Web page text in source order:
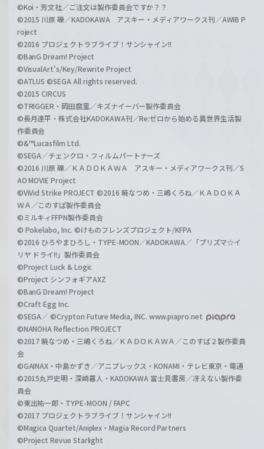
©Koi・芳文社／ご注文は製作委員会ですか？？
©2015 川原 礫／KADOKAWA アスキー・メディアワークス刊／AWIB P
roject
©2016 プロジェクトラブライブ！サンシャイン!!
©BanG Dream! Project
©VisualArt's/Key/Rewrite Project
©ATLUS ©SEGA All rights reserved.
©2015 CIRCUS
©TRIGGER・岡田麿里／キズナイーバー製作委員会
©長月達平・株式会社KADOKAWA刊／Re:ゼロから始める異世界生活製
作委員会
©&™Lucasfilm Ltd.
©SEGA／チェンクロ・フィルムパートナーズ
©2016 川原 礫／ＫＡＤＯＫＡＷＡ アスキー・メディアワークス刊／S
AO MOVIE Project
©ViVid Strike PROJECT ©2016 暁なつめ・三嶋くろね／ＫＡＤＯＫＡ
ＷＡ／このすば製作委員会
©ミルキィFFPN製作委員会
© Pokelabo, Inc. ©けものフレンズプロジェクト/KFPA
©2016 ひろやまひろし・TYPE-MOON／KADOKAWA／「プリズマ☆イ
リヤ ドライ!!」製作委員会
©Project Luck & Logic
©Project シンフォギアAXZ
©BanG Dream! Project
©Craft Egg Inc.
©SEGA／ ©Crypton Future Media, INC. www.piapro.net
©NANOHA Reflection PROJECT
©2017 暁なつめ・三嶋くろね／ＫＡＤＯＫＡＷＡ／このすば２製作委員
会
©GAINAX・中島かずき／アニプレックス・KONAMI・テレビ東京・電通
©2015丸戸史明・深崎暮人・KADOKAWA 富士見書房／冴えない製作委
員会
©東出祐一郎・TYPE-MOON / FAPC
©2017 プロジェクトラブライブ！サンシャイン!!
©Magica Quartet/Aniplex・Magia Record Partners
©Project Revue Starlight